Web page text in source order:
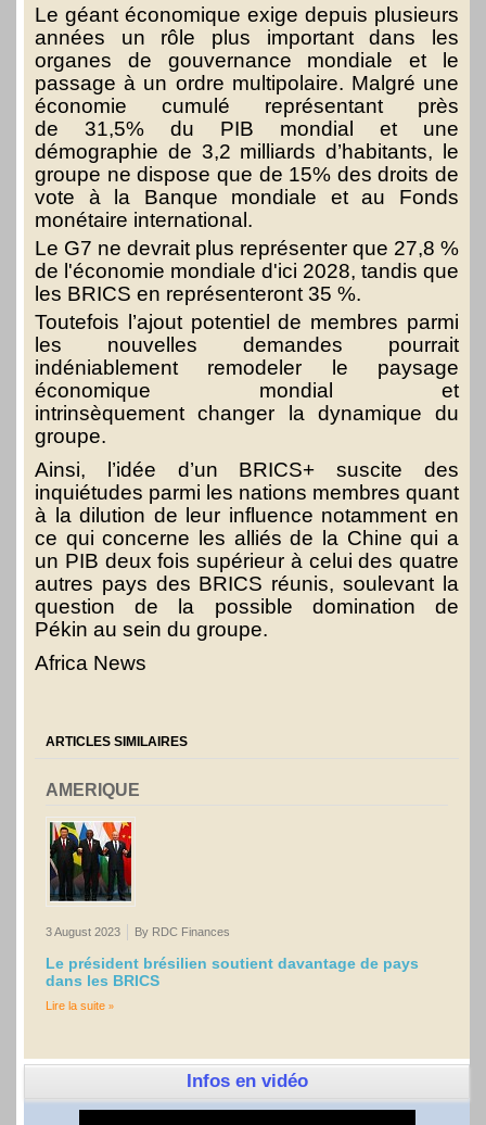
Le géant économique exige depuis plusieurs
années un rôle plus important dans les
organes de gouvernance mondiale et le
passage à un ordre multipolaire. Malgré une
économie cumulé représentant près
de 31,5% du PIB mondial et une
démographie de 3,2 milliards d’habitants, le
groupe ne dispose que de 15% des droits de
vote à la Banque mondiale et au Fonds
monétaire international.
Le G7 ne devrait plus représenter que 27,8 %
de l'économie mondiale d'ici 2028, tandis que
les BRICS en représenteront 35 %.
Toutefois l’ajout potentiel de membres parmi
les nouvelles demandes pourrait
indéniablement remodeler le paysage
économique mondial et
intrinsèquement changer la dynamique du
groupe.
Ainsi, l’idée d’un BRICS+ suscite des
inquiétudes parmi les nations membres quant
à la dilution de leur influence notamment en
ce qui concerne les alliés de la Chine qui a
un PIB deux fois supérieur à celui des quatre
autres pays des BRICS réunis, soulevant la
question de la possible domination de
Pékin au sein du groupe.
Africa News
ARTICLES SIMILAIRES
AMERIQUE
3 August 2023 By RDC Finances
Le président brésilien soutient davantage de pays
dans les BRICS
Lire la suite
Infos en vidéo